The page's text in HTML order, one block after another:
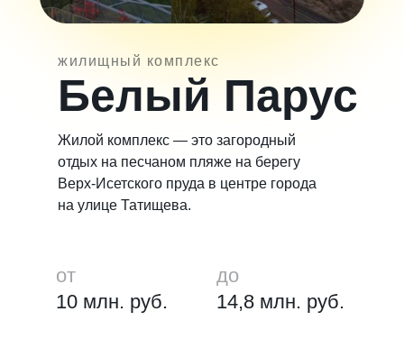
Жилой комплекс — это загородный
отдых на песчаном пляже на берегу
Верх-Исетского пруда в центре города
на улице Татищева.
жилищный комплекс
Белый Парус
10 млн. руб. 14,8 млн. руб.
от до